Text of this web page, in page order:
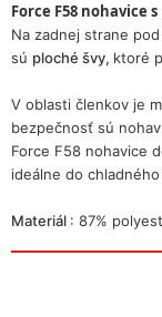
Force F58 nohavice
Na zadnej strane
sú ploché švy, ktoré
V oblasti členkov je
bezpečnosť sú
Force F58 nohavice
ideálne do
Materiál : 87%